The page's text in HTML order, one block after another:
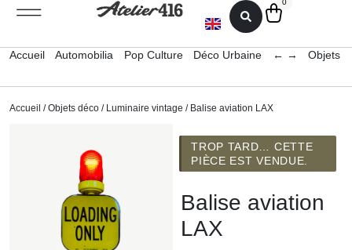
0
Accueil Automobilia Pop Culture Déco Urbaine ← → Objets
Accueil /Objets déco / Luminaire vintage / Balise aviation LAX
TROP TARD… CETTE
PIÈCE EST VENDUE.
Balise aviation
LAX